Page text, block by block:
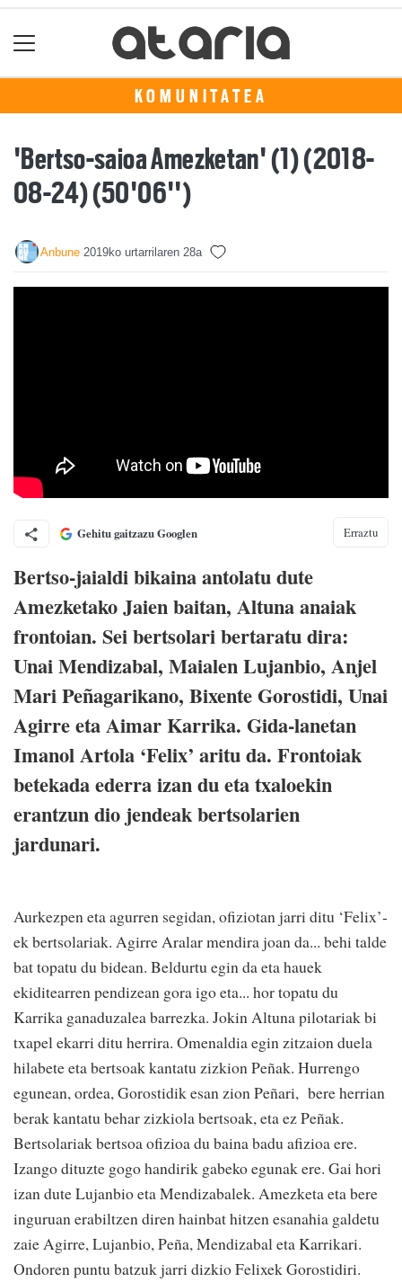
KOMUNITATEA
'Bertso-saioa Amezketan' (1) (2018-
08-24) (50'06'')
Anbune 2019ko urtarrilaren 28a
Gehitu gaitzazu Googlen Erraztu
Bertso-jaialdi bikaina antolatu dute
Amezketako Jaien baitan, Altuna anaiak
frontoian. Sei bertsolari bertaratu dira:
Unai Mendizabal, Maialen Lujanbio, Anjel
Mari Peñagarikano, Bixente Gorostidi, Unai
Agirre eta Aimar Karrika. Gida-lanetan
Imanol Artola ‘Felix’ aritu da. Frontoiak
betekada ederra izan du eta txaloekin
erantzun dio jendeak bertsolarien
jardunari.
Aurkezpen eta agurren segidan, ofiziotan jarri ditu ‘Felix’-
ek bertsolariak. Agirre Aralar mendira joan da... behi talde
bat topatu du bidean. Beldurtu egin da eta hauek
ekiditearren pendizean gora igo eta... hor topatu du
Karrika ganaduzalea barrezka. Jokin Altuna pilotariak bi
txapel ekarri ditu herrira. Omenaldia egin zitzaion duela
hilabete eta bertsoak kantatu zizkion Peñak. Hurrengo
egunean, ordea, Gorostidik esan zion Peñari, bere herrian
berak kantatu behar zizkiola bertsoak, eta ez Peñak.
Bertsolariak bertsoa ofizioa du baina badu afizioa ere.
Izango dituzte gogo handirik gabeko egunak ere. Gai hori
izan dute Lujanbio eta Mendizabalek. Amezketa eta bere
inguruan erabiltzen diren hainbat hitzen esanahia galdetu
zaie Agirre, Lujanbio, Peña, Mendizabal eta Karrikari.
Ondoren puntu batzuk jarri dizkio Felixek Gorostidiri.